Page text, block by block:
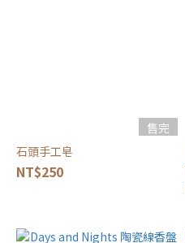
售完
石頭手工皂
NT$250